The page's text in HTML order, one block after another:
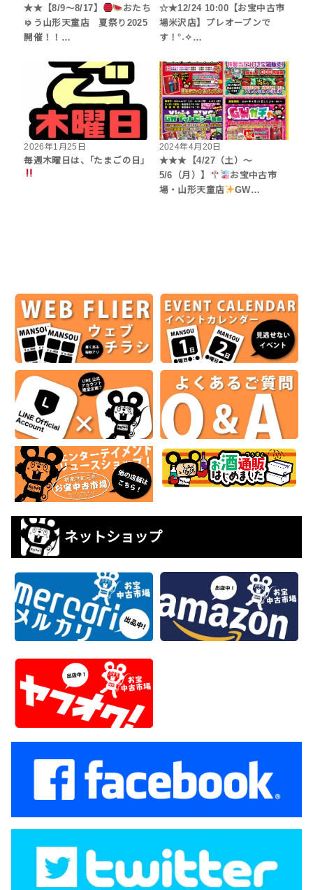
★★【8/9～8/17】
おたち
ゅう山形天童店 夏祭り2025
開催！！…
☆★12/24 10:00【お宝中古市
場米沢店】プレオープンで
す！°˖✧…
2026年1月25日
毎週木曜日は、｢たまごの日｣
2024年4月20日
★★★【4/27（土）～
5/6（月）】
お宝中古市
場・山形天童店
GW…
ネットショップ